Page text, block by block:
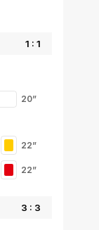
20”
22”
22”
1 : 1
3 : 3